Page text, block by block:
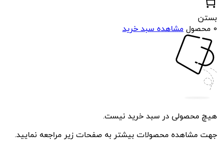
بستن
0 محصول
مشاهده سبد خرید
هیچ محصولی در سبد خرید نیست.
جهت مشاهده محصولات بیشتر به صفحات زیر مراجعه نمایید.